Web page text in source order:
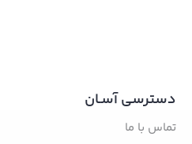
دسترسی آسـان
تماس با ما